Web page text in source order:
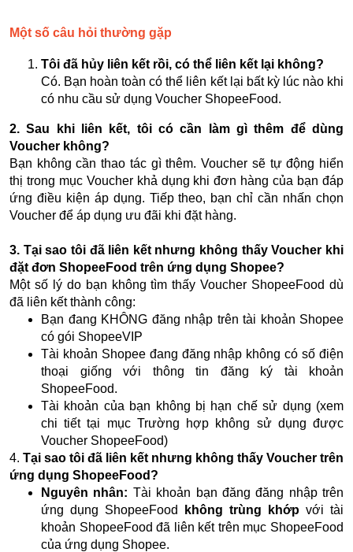
Một số câu hỏi thường gặp
Tôi đã hủy liên kết rồi, có thể liên kết lại không?
Có. Bạn hoàn toàn có thể liên kết lại bất kỳ lúc nào khi
có nhu cầu sử dụng Voucher ShopeeFood.
2. Sau khi liên kết, tôi có cần làm gì thêm để dùng
Voucher không?
Bạn không cần thao tác gì thêm. Voucher sẽ tự động hiển
thị trong mục Voucher khả dụng khi đơn hàng của bạn đáp
ứng điều kiện áp dụng. Tiếp theo, bạn chỉ cần nhấn chọn
Voucher để áp dụng ưu đãi khi đặt hàng.
3. Tại sao tôi đã liên kết nhưng không thấy Voucher khi
đặt đơn ShopeeFood trên ứng dụng Shopee?
Một số lý do bạn không tìm thấy Voucher ShopeeFood dù
đã liên kết thành công:
Bạn đang KHÔNG đăng nhập trên tài khoản Shopee
có gói ShopeeVIP
Tài khoản Shopee đang đăng nhập không có số điện
thoại giống với thông tin đăng ký tài khoản
ShopeeFood.
Tài khoản của bạn không bị hạn chế sử dụng (xem
chi tiết tại mục Trường hợp không sử dụng được
Voucher ShopeeFood)
4. Tại sao tôi đã liên kết nhưng không thấy Voucher trên
ứng dụng ShopeeFood?
Nguyên nhân: Tài khoản bạn đăng đăng nhập trên
ứng dụng ShopeeFood
không trùng khớp với tài
khoản ShopeeFood đã liên kết trên mục ShopeeFood
của ứng dụng Shopee.